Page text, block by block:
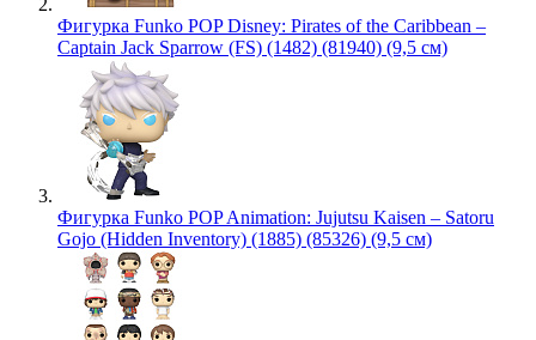
Фигурка Funko POP Disney: Pirates of the Caribbean –
Captain Jack Sparrow (FS) (1482) (81940) (9,5 см)
Фигурка Funko POP Animation: Jujutsu Kaisen – Satoru
Gojo (Hidden Inventory) (1885) (85326) (9,5 см)